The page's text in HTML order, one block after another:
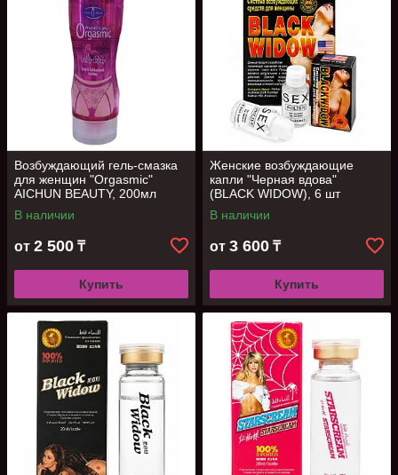
Возбуждающий гель-смазка
для женщин "Orgasmic"
AICHUN BEAUTY, 200мл
В наличии
от 2 500 ₸
Купить
Женские возбуждающие
капли "Черная вдова"
(BLACK WIDOW), 6 шт
В наличии
от 3 600 ₸
Купить